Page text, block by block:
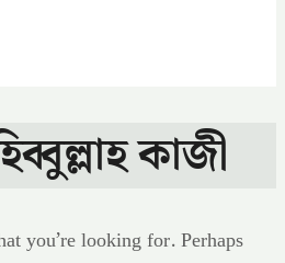
কাজী
you’re looking for. Perhaps